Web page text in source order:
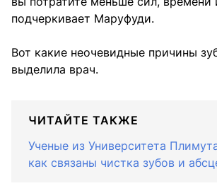
подчеркивает Маруфуди.
Вот какие неочевидные причины
выделила врач.
ЧИТАЙТЕ ТАКЖЕ
Ученые из Университета
как связаны чистка зубов и